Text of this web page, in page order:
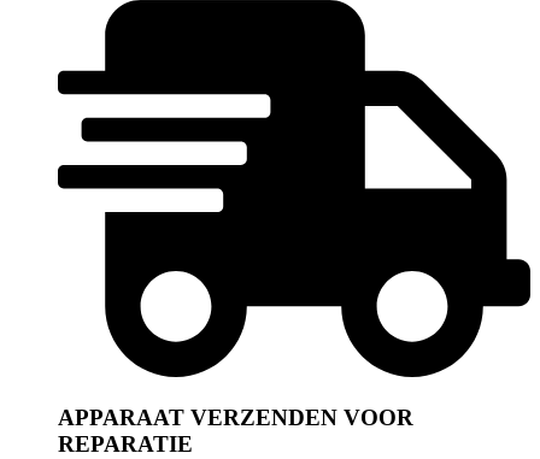
APPARAAT VERZENDEN VOOR
REPARATIE